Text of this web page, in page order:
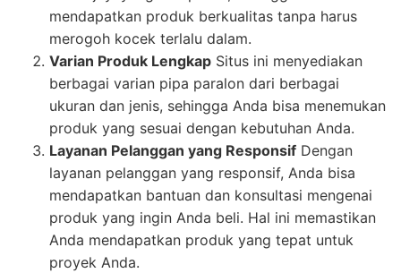
mendapatkan produk berkualitas tanpa harus
merogoh kocek terlalu dalam.
Varian Produk Lengkap Situs ini menyediakan
berbagai varian pipa paralon dari berbagai
ukuran dan jenis, sehingga Anda bisa menemukan
produk yang sesuai dengan kebutuhan Anda.
Layanan Pelanggan yang Responsif Dengan
layanan pelanggan yang responsif, Anda bisa
mendapatkan bantuan dan konsultasi mengenai
produk yang ingin Anda beli. Hal ini memastikan
Anda mendapatkan produk yang tepat untuk
proyek Anda.